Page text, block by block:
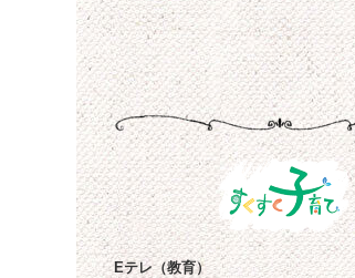
Eテレ（教育）